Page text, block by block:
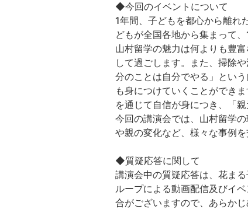
◆今回のイベントについて
1年間、子どもを都心から離れ
どもが全国各地から集まって
山村留学の魅力は何よりも豊
して過ごします。また、掃除
分のことは自分でやる」とい
も身につけていくことができ
を通じて自信が身につき、「
今回の講演会では、山村留学
や親の変化など、様々な事例
◆質疑応答に関して
講演会中の質疑応答は、花ま
ループによる動画配信及びイ
合がございますので、あらか